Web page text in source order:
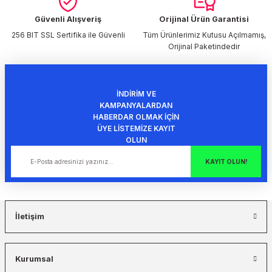
Bu ürüne benzer farklı alternatifler olmalı.
Gönder
Güvenli Alışveriş
256 BIT SSL Sertifika ile Güvenli
Orijinal Ürün Garantisi
Tüm Ürünlerimiz Kutusu Açılmamış,
Orijinal Paketindedir
İNDİRİM VE
KAMPANYALARDAN
HABERDAR OLMAK İÇİN
ÜYE LİSTEMİZE KAYIT
OLUN
KAYIT OLUN!
İletişim
Kurumsal